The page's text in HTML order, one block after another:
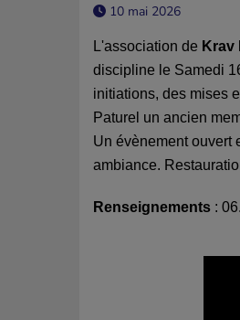
10 mai 2026
L'association de Krav
discipline le Samedi
initiations, des mises
Paturel un ancien
Un évènement ouvert
ambiance.
Renseignements :